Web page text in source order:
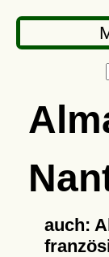
auch: